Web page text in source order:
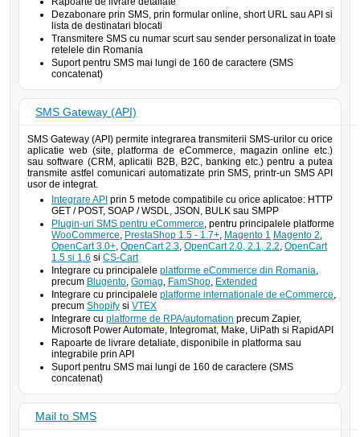
Dezabonare prin SMS, prin formular online, short URL sau API si
lista de destinatari blocati
Transmitere SMS cu numar scurt sau sender personalizat in toate
retelele din Romania
Suport pentru SMS mai lungi de 160 de caractere (SMS
concatenat)
SMS Gateway (API)
SMS Gateway (API) permite integrarea transmiterii SMS-urilor cu orice
aplicatie web (site, platforma de eCommerce, magazin online etc.)
sau software (CRM, aplicatii B2B, B2C, banking etc.) pentru a putea
transmite astfel comunicari automatizate prin SMS, printr-un SMS API
usor de integrat.
Integrare API prin 5 metode compatibile cu orice aplicatoe: HTTP
GET / POST, SOAP / WSDL, JSON, BULK sau SMPP
Plugin-uri SMS pentru eCommerce, pentru principalele platforme
WooCommerce, PrestaShop 1.5 - 1.7+, Magento 1 Magento 2,
OpenCart 3.0+, OpenCart 2.3, OpenCart 2.0, 2.1, 2.2, OpenCart
1.5 si 1.6 si CS-Cart
Integrare cu principalele platforme eCommerce din Romania,
precum Blugento, Gomag, FamShop, Extended
Integrare cu principalele platforme internationale de eCommerce,
precum Shopify si VTEX
Integrare cu platforme de RPA/automation precum Zapier,
Microsoft Power Automate, Integromat, Make, UiPath si RapidAPI
Rapoarte de livrare detaliate, disponibile in platforma sau
integrabile prin API
Suport pentru SMS mai lungi de 160 de caractere (SMS
concatenat)
Mail to SMS